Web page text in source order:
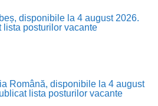
disponibile la 4 august 2026.
posturilor vacante
Română, disponibile la 4 august
lista posturilor vacante